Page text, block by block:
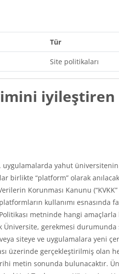
Tür
Site politikaları
uygulamalarda yahut
birlikte “platform” olarak
Korunması Kanunu (“KVKK”
kullanımı esnasında
metninde hangi
Üniversite, gerekmesi
siteye ve uygulamalara yeni
üzerinde gerçekleştirilmiş olan
metin sonunda bulunacaktır.